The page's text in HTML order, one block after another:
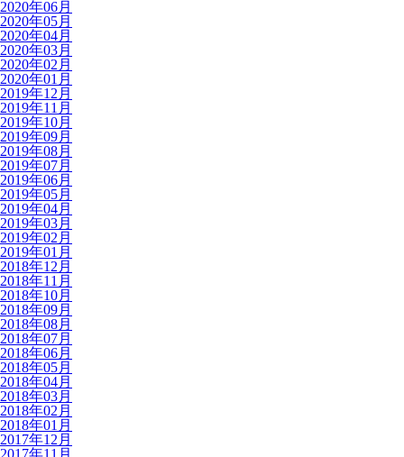
2020年06月
2020年05月
2020年04月
2020年03月
2020年02月
2020年01月
2019年12月
2019年11月
2019年10月
2019年09月
2019年08月
2019年07月
2019年06月
2019年05月
2019年04月
2019年03月
2019年02月
2019年01月
2018年12月
2018年11月
2018年10月
2018年09月
2018年08月
2018年07月
2018年06月
2018年05月
2018年04月
2018年03月
2018年02月
2018年01月
2017年12月
2017年11月